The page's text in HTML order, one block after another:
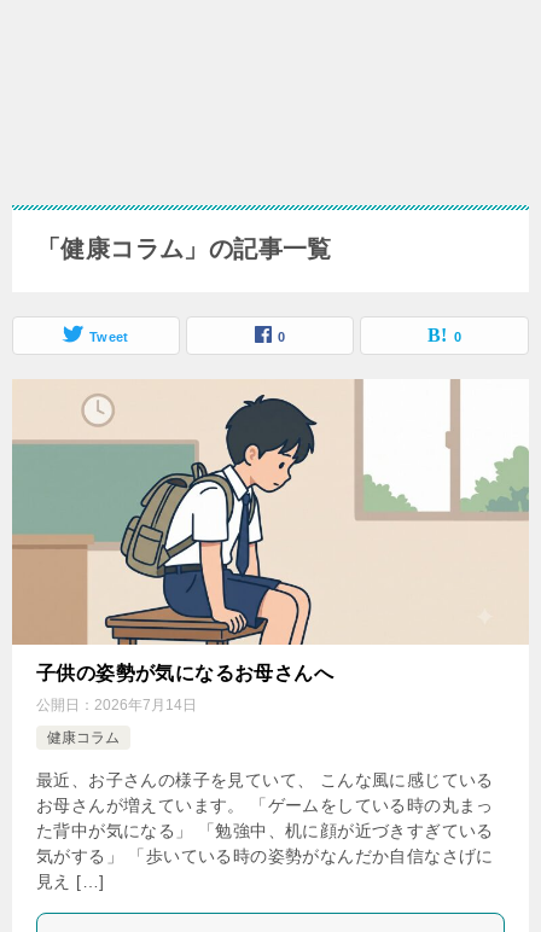
「健康コラム」の記事一覧
Tweet 0 0
子供の姿勢が気になるお母さんへ
公開日： 2026年7月14日
健康コラム
最近、お子さんの様子を見ていて、 こんな風に感じている
お母さんが増えています。 「ゲームをしている時の丸まっ
た背中が気になる」 「勉強中、机に顔が近づきすぎている
気がする」 「歩いている時の姿勢がなんだか自信なさげに
見え […]